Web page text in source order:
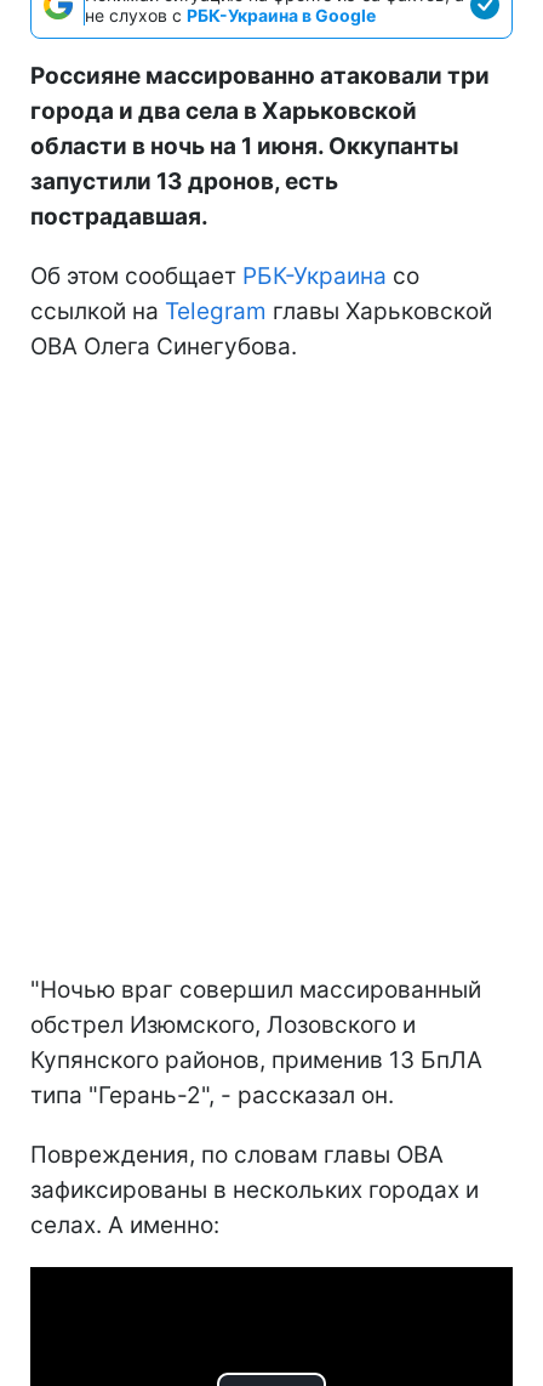
не слухов с РБК-Украина в Google
Россияне массированно атаковали три
города и два села в Харьковской
области в ночь на 1 июня. Оккупанты
запустили 13 дронов, есть
пострадавшая.
Об этом сообщает РБК-Украина со
ссылкой на Telegram главы Харьковской
ОВА Олега Синегубова.
"Ночью враг совершил массированный
обстрел Изюмского, Лозовского и
Купянского районов, применив 13 БпЛА
типа "Герань-2", - рассказал он.
Повреждения, по словам главы ОВА
зафиксированы в нескольких городах и
селах. А именно: